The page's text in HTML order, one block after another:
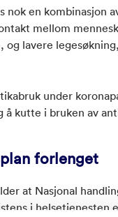
nok en kombinasjon
mellom
og lavere
under
å kutte i bruken av
forlenget
at Nasjonal
i helsetjenesten